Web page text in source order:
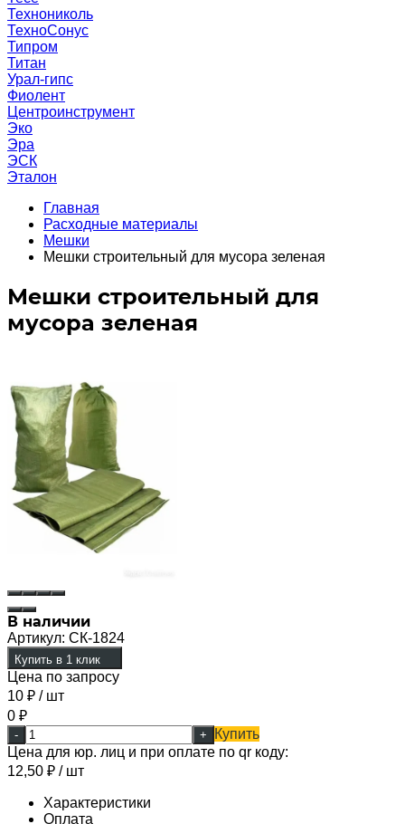
Технониколь
ТехноСонус
Типром
Титан
Урал-гипс
Фиолент
Центроинструмент
Эко
Эра
ЭСК
Эталон
Главная
Расходные материалы
Мешки
Мешки строительный для мусора зеленая
Мешки строительный для
мусора зеленая
В наличии
Артикул: СК-1824
Купить в 1 клик
Цена по запросу
10 ₽ / шт
0 ₽
- +
Купить
Цена для юр. лиц и при оплате по qr коду:
12,50 ₽ / шт
Характеристики
Оплата